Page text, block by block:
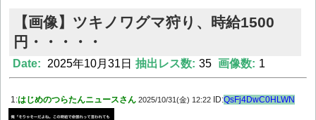
【画像】ツキノワグマ狩り、時給1500
円・・・・・
Date: 2025年10月31日 抽出レス数: 35 画像数: 1
1:はじめのつらたんニュースさん 2025/10/31(金) 12:22 ID:QsFj4DwC0HLWN